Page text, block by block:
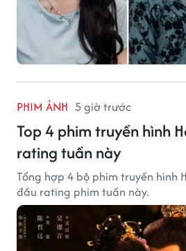
PHIM ẢNH 5 giờ trước
Top 4 phim truyền hình
rating tuần này
Tổng hợp 4 bộ phim truyền hình
đầu rating phim tuần này.